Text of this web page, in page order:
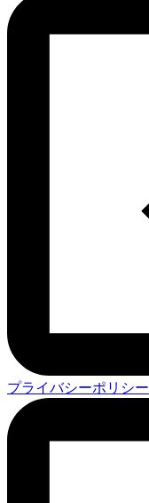
プライバシーポリシー